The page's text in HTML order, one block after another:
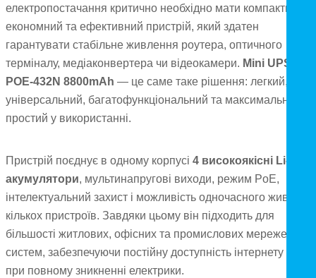
електропостачання критично необхідно мати компактний,
економний та ефективний пристрій, який здатен
гарантувати стабільне живлення роутера, оптичного
терміналу, медіаконвертера чи відеокамери. Mini UPS
POE-432N 8800mAh — це саме таке рішення: легкий,
універсальний, багатофункціональний та максимально
простий у використанні.
Пристрій поєднує в одному корпусі 4 високоякісні Li-ion
акумулятори, мультинапругові виходи, режим PoE,
інтелектуальний захист і можливість одночасного
кількох пристроїв. Завдяки цьому він підходить для
більшості житлових, офісних та промислових мережевих
систем, забезпечуючи постійну доступність інтернету
при повному зникненні електрики.